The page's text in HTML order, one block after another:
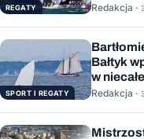
REGATY Redakcja ·
SPORT I REGATY
Bałtyk
w
Redakcja ·